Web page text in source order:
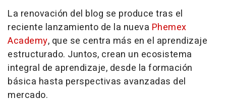
La renovación del blog se produce tras el
reciente lanzamiento de la nueva Phemex
Academy, que se centra más en el aprendizaje
estructurado. Juntos, crean un ecosistema
integral de aprendizaje, desde la formación
básica hasta perspectivas avanzadas del
mercado.